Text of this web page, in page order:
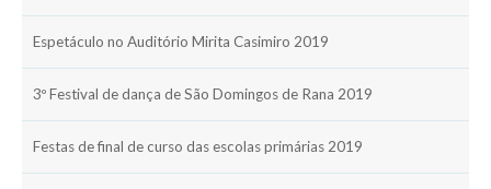
Espetáculo no Auditório Mirita Casimiro 2019
3º Festival de dança de São Domingos de Rana 2019
Festas de final de curso das escolas primárias 2019